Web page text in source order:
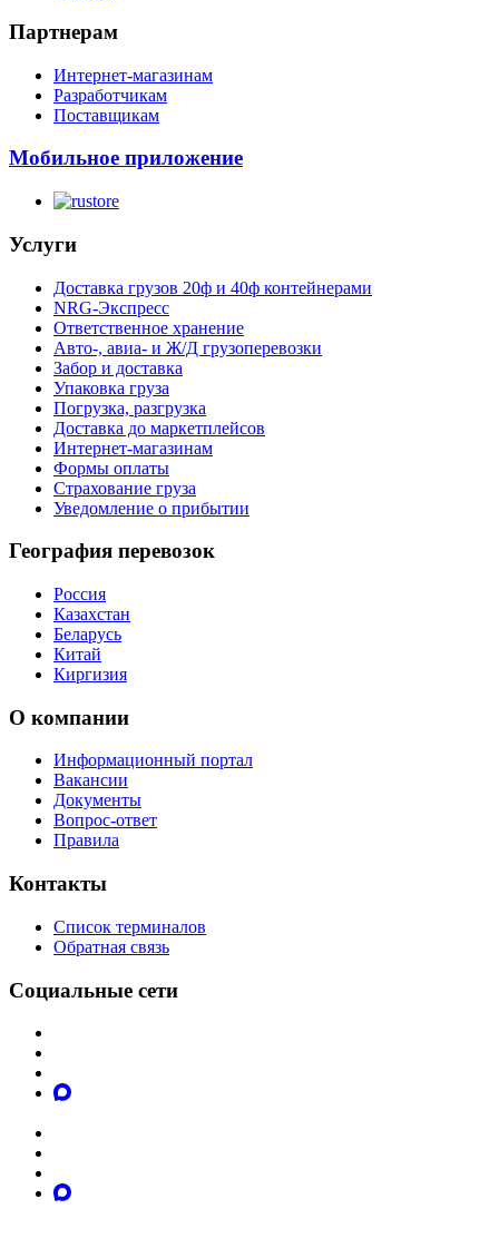
Партнерам
Интернет-магазинам
Разработчикам
Поставщикам
Мобильное приложение
Услуги
Доставка грузов 20ф и 40ф контейнерами
NRG-Экспресс
Ответственное хранение
Авто-, авиа- и Ж/Д грузоперевозки
Забор и доставка
Упаковка груза
Погрузка, разгрузка
Доставка до маркетплейсов
Интернет-магазинам
Формы оплаты
Страхование груза
Уведомление о прибытии
География перевозок
Россия
Казахстан
Беларусь
Китай
Киргизия
О компании
Информационный портал
Вакансии
Документы
Вопрос-ответ
Правила
Контакты
Список терминалов
Обратная связь
Социальные сети